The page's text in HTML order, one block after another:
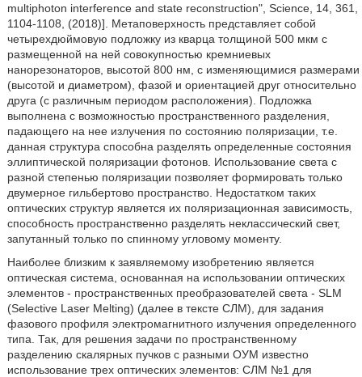
multiphoton interference and state reconstruction", Science, 14, 361,
1104-1108, (2018)]. Метаповерхность представляет собой
четырехдюймовую подложку из кварца толщиной 500 мкм с
размещенной на ней совокупностью кремниевых
нанорезонаторов, высотой 800 нм, с изменяющимися размерами
(высотой и диаметром), фазой и ориентацией друг относительно
друга (с различным периодом расположения). Подложка
выполнена с возможностью пространственного разделения,
падающего на нее излучения по состоянию поляризации, т.е.
данная структура способна разделять определенные состояния
эллиптической поляризации фотонов. Использование света с
разной степенью поляризации позволяет формировать только
двумерное гильбертово пространство. Недостатком таких
оптических структур является их поляризационная зависимость,
способность пространственно разделять неклассический свет,
запутанный только по спинному угловому моменту.
Наиболее близким к заявляемому изобретению является
оптическая система, основанная на использовании оптических
элементов - пространственных преобразователей света - SLM
(Selective Laser Melting) (далее в тексте СЛМ), для задания
фазового профиля электромагнитного излучения определенного
типа. Так, для решения задачи по пространственному
разделению скалярных пучков с разными ОУМ известно
использование трех оптических элементов: СЛМ №1 для